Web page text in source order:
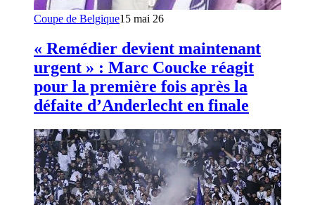
Coupe de Belgique15 mai 26
« Remédier devient maintenant
urgent » : Marc Coucke réagit
pour la première fois après la
défaite d’Anderlecht en finale